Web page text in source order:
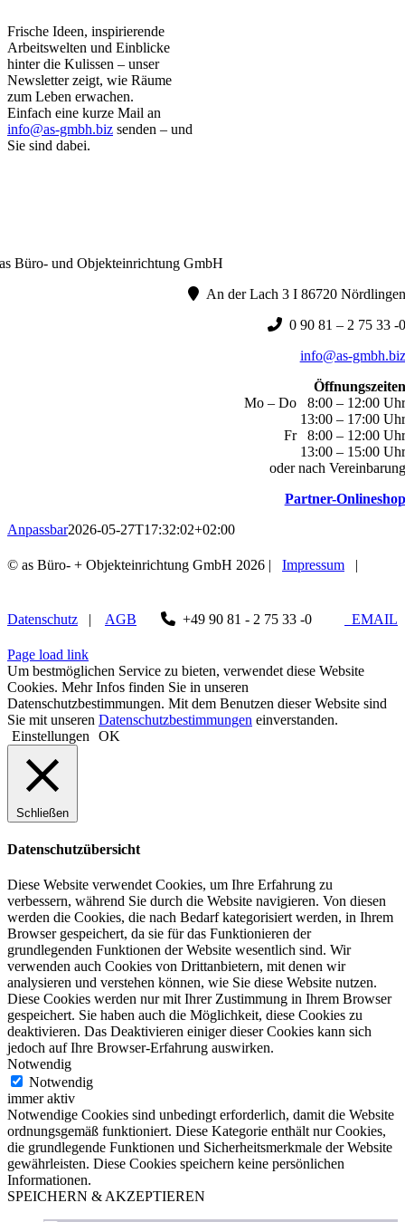
Frische Ideen, inspirierende
Arbeitswelten und Einblicke
hinter die Kulissen – unser
Newsletter zeigt, wie Räume
zum Leben erwachen.
Einfach eine kurze Mail an
info@as-gmbh.biz senden – und
Sie sind dabei.
as Büro- und Objekteinrichtung GmbH
An der Lach 3 I 86720 Nördlingen
0 90 81 – 2 75 33 -0
info@as-gmbh.biz
Öffnungszeiten
Mo – Do 8:00 – 12:00 Uhr
13:00 – 17:00 Uhr
Fr 8:00 – 12:00 Uhr
13:00 – 15:00 Uhr
oder nach Vereinbarung
Partner-Onlineshop
Anpassbar2026-05-27T17:32:02+02:00
© as Büro- + Objekteinrichtung GmbH 2026 | Impressum |
Datenschutz | AGB +49 90 81 - 2 75 33 -0 EMAIL
Page load link
Um bestmöglichen Service zu bieten, verwendet diese Website
Cookies. Mehr Infos finden Sie in unseren
Datenschutzbestimmungen. Mit dem Benutzen dieser Website sind
Sie mit unseren Datenschutzbestimmungen einverstanden.
Einstellungen
OK
Schließen
Datenschutzübersicht
Diese Website verwendet Cookies, um Ihre Erfahrung zu
verbessern, während Sie durch die Website navigieren. Von diesen
werden die Cookies, die nach Bedarf kategorisiert werden, in Ihrem
Browser gespeichert, da sie für das Funktionieren der
grundlegenden Funktionen der Website wesentlich sind. Wir
verwenden auch Cookies von Drittanbietern, mit denen wir
analysieren und verstehen können, wie Sie diese Website nutzen.
Diese Cookies werden nur mit Ihrer Zustimmung in Ihrem Browser
gespeichert. Sie haben auch die Möglichkeit, diese Cookies zu
deaktivieren. Das Deaktivieren einiger dieser Cookies kann sich
jedoch auf Ihre Browser-Erfahrung auswirken.
Notwendig
Notwendig
immer aktiv
Notwendige Cookies sind unbedingt erforderlich, damit die Website
ordnungsgemäß funktioniert. Diese Kategorie enthält nur Cookies,
die grundlegende Funktionen und Sicherheitsmerkmale der Website
gewährleisten. Diese Cookies speichern keine persönlichen
Informationen.
SPEICHERN & AKZEPTIEREN